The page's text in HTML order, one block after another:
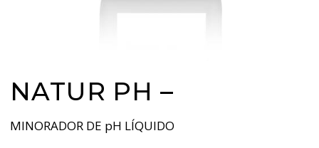
NATUR PH –
MINORADOR DE pH LÍQUIDO